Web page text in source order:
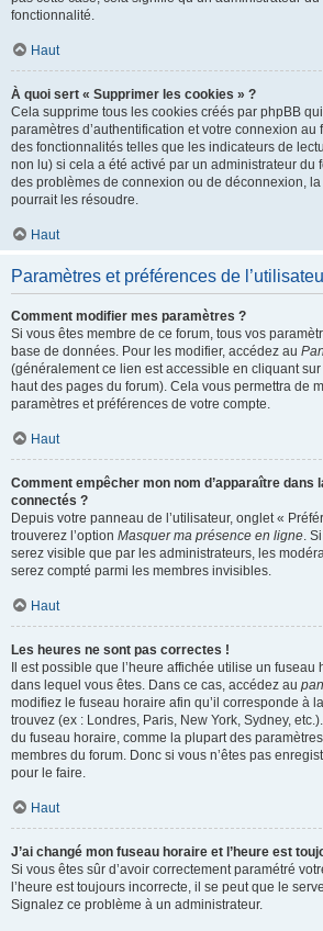
fonctionnalité.
Haut
À quoi sert « Supprimer les cookies » ?
Cela supprime tous les cookies créés par phpBB
paramètres d’authentification et votre connexion au
des fonctionnalités telles que les indicateurs de
non lu) si cela a été activé par un administrateur du
des problèmes de connexion ou de déconnexion,
pourrait les résoudre.
Haut
Paramètres et préférences de
Comment modifier mes paramètres ?
Si vous êtes membre de ce forum, tous vos
base de données. Pour les modifier, accédez au
(généralement ce lien est accessible en cliquant sur
haut des pages du forum). Cela vous permettra de
paramètres et préférences de votre compte.
Haut
Comment empêcher mon nom d’apparaître dans
connectés ?
Depuis votre panneau de l’utilisateur, onglet «
trouverez l’option Masquer ma présence en ligne.
serez visible que par les administrateurs, les
serez compté parmi les membres invisibles.
Haut
Les heures ne sont pas correctes !
Il est possible que l’heure affichée utilise un
dans lequel vous êtes. Dans ce cas, accédez au
modifiez le fuseau horaire afin qu’il corresponde à
trouvez (ex : Londres, Paris, New York, Sydney,
du fuseau horaire, comme la plupart des
membres du forum. Donc si vous n’êtes pas
pour le faire.
Haut
J’ai changé mon fuseau horaire et l’heure est
Si vous êtes sûr d’avoir correctement paramétré
l’heure est toujours incorrecte, il se peut que le
Signalez ce problème à un administrateur.